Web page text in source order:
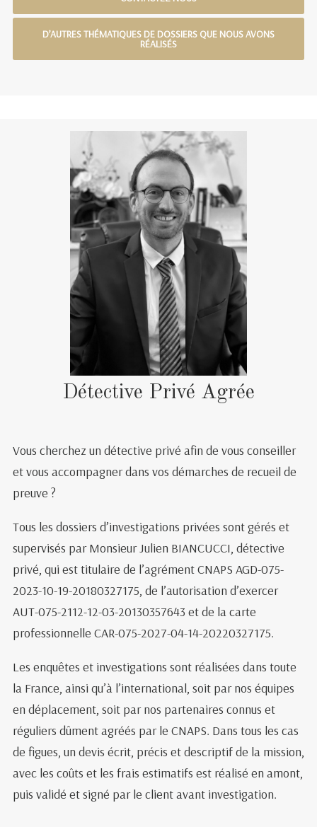
D’AUTRES THÉMATIQUES DE DOSSIERS QUE NOUS AVONS
RÉALISÉS
Détective Privé Agrée
Vous cherchez un détective privé afin de vous conseiller
et vous accompagner dans vos démarches de recueil de
preuve ?
Tous les dossiers d’investigations privées sont gérés et
supervisés par Monsieur Julien BIANCUCCI, détective
privé, qui est titulaire de l’agrément CNAPS AGD-075-
2023-10-19-20180327175, de l’autorisation d’exercer
AUT-075-2112-12-03-20130357643 et de la carte
professionnelle CAR-075-2027-04-14-20220327175.
Les enquêtes et investigations sont réalisées dans toute
la France, ainsi qu’à l’international, soit par nos équipes
en déplacement, soit par nos partenaires connus et
réguliers dûment agréés par le CNAPS. Dans tous les cas
de figues, un devis écrit, précis et descriptif de la mission,
avec les coûts et les frais estimatifs est réalisé en amont,
puis validé et signé par le client avant investigation.